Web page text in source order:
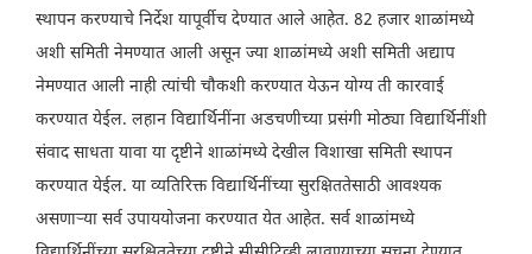
स्थापन करण्याचे निर्देश यापूर्वीच देण्यात आले आहेत. 82 हजार शाळांमध्ये
अशी समिती नेमण्यात आली असून ज्या शाळांमध्ये अशी समिती अद्याप
नेमण्यात आली नाही त्यांची चौकशी करण्यात येऊन योग्य ती कारवाई
करण्यात येईल. लहान विद्यार्थिनींना अडचणीच्या प्रसंगी मोठ्या विद्यार्थिनींशी
संवाद साधता यावा या दृष्टीने शाळांमध्ये देखील विशाखा समिती स्थापन
करण्यात येईल. या व्यतिरिक्त विद्यार्थिनींच्या सुरक्षिततेसाठी आवश्यक
असणाऱ्या सर्व उपाययोजना करण्यात येत आहेत. सर्व शाळांमध्ये